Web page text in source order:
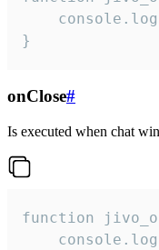
}
onClose#
Is executed when chat
function